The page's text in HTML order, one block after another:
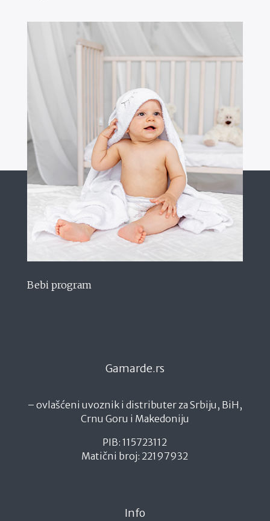
Bebi program
Gamarde.rs
– ovlašćeni uvoznik i distributer za Srbiju, BiH,
Crnu Goru i Makedoniju
PIB: 115723112
Matični broj: 22197932
Info